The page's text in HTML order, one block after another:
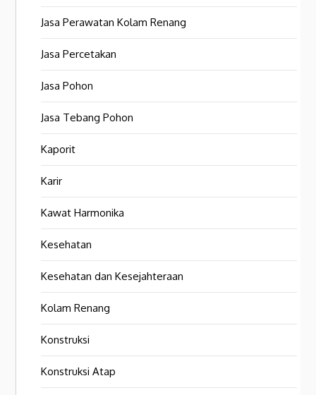
Jasa Perawatan Kolam Renang
Jasa Percetakan
Jasa Pohon
Jasa Tebang Pohon
Kaporit
Karir
Kawat Harmonika
Kesehatan
Kesehatan dan Kesejahteraan
Kolam Renang
Konstruksi
Konstruksi Atap